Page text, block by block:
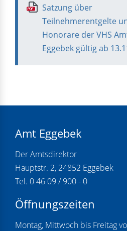
PDF
Satzung über
Teilnehmerentgelte
Honorare der VHS
Eggebek gültig ab
Amt Eggebek
Der Amtsdirektor
Hauptstr. 2, 24852 Eggebek
Tel. 0 46 09 / 900 - 0
Öffnungszeiten
Montag, Mittwoch bis Freitag